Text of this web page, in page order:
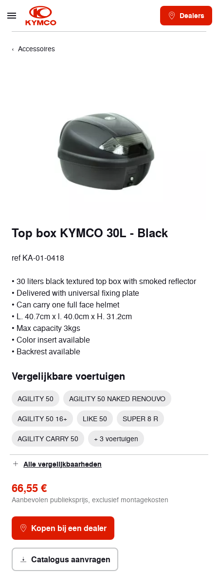
Dealers
Accessoires
Top box KYMCO 30L - Black
ref KA-01-0418
• 30 liters black textured top box with smoked reflector
• Delivered with universal fixing plate
• Can carry one full face helmet
• L. 40.7cm x l. 40.0cm x H. 31.2cm
• Max capacity 3kgs
• Color insert available
• Backrest available
Vergelijkbare voertuigen
AGILITY 50 AGILITY 50 NAKED RENOUVO
AGILITY 50 16+ LIKE 50 SUPER 8 R
AGILITY CARRY 50 + 3 voertuigen
Alle vergelijkbaarheden
66,55 €
Aanbevolen publieksprijs, exclusief montagekosten
Kopen bij een dealer
Catalogus aanvragen